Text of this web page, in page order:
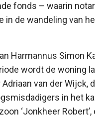
fonds – waarin
in de wandeling van
Harmannus Simon
wordt de woning
van der Wijck,
in het
‘Jonkheer Robert’,